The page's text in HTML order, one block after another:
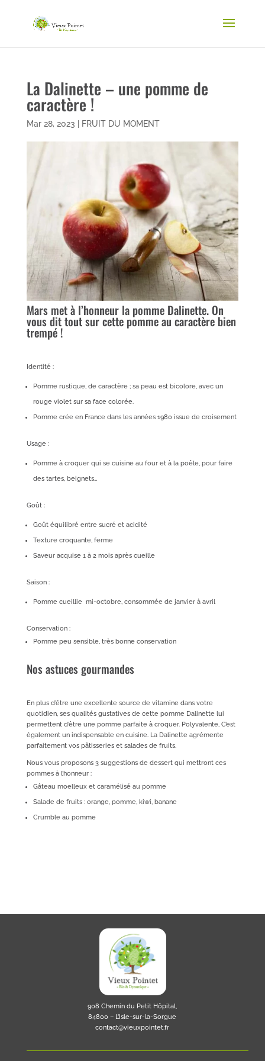
La Dalinette – une pomme de
caractère !
Mar 28, 2023 FRUIT DU MOMENT
Mars met à l’honneur la pomme Dalinette. On
vous dit tout sur cette pomme au caractère bien
trempé !
Identité :
Pomme rustique, de caractère ; sa peau est bicolore, avec un
rouge violet sur sa face colorée.
Pomme crée en France dans les années 1980 issue de croisement
Usage :
Pomme à croquer qui se cuisine au four et à la poêle, pour faire
des tartes, beignets…
Goût :
Goût équilibré entre sucré et acidité
Texture croquante, ferme
Saveur acquise 1 à 2 mois après cueille
Saison :
Pomme cueillie mi-octobre, consommée de janvier à avril
Conservation :
Pomme peu sensible, très bonne conservation
Nos astuces gourmandes
En plus d’être une excellente source de vitamine dans votre
quotidien, ses qualités gustatives de cette pomme Dalinette lui
permettent d’être une pomme parfaite à croquer. Polyvalente, C’est
également un indispensable en cuisine. La Dalinette agrémente
parfaitement vos pâtisseries et salades de fruits.
Nous vous proposons 3 suggestions de dessert qui mettront ces
pommes à l’honneur :
Gâteau moelleux et caramélisé au pomme
Salade de fruits : orange, pomme, kiwi, banane
Crumble au pomme
908 Chemin du Petit Hôpital,
84800 – L’Isle-sur-la-Sorgue
contact@vieuxpointet.fr